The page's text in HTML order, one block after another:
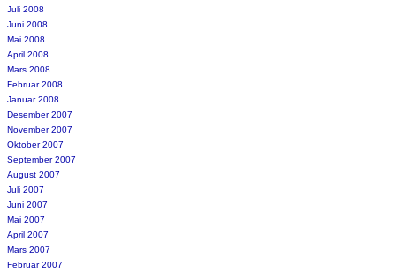
Juli 2008
Juni 2008
Mai 2008
April 2008
Mars 2008
Februar 2008
Januar 2008
Desember 2007
November 2007
Oktober 2007
September 2007
August 2007
Juli 2007
Juni 2007
Mai 2007
April 2007
Mars 2007
Februar 2007